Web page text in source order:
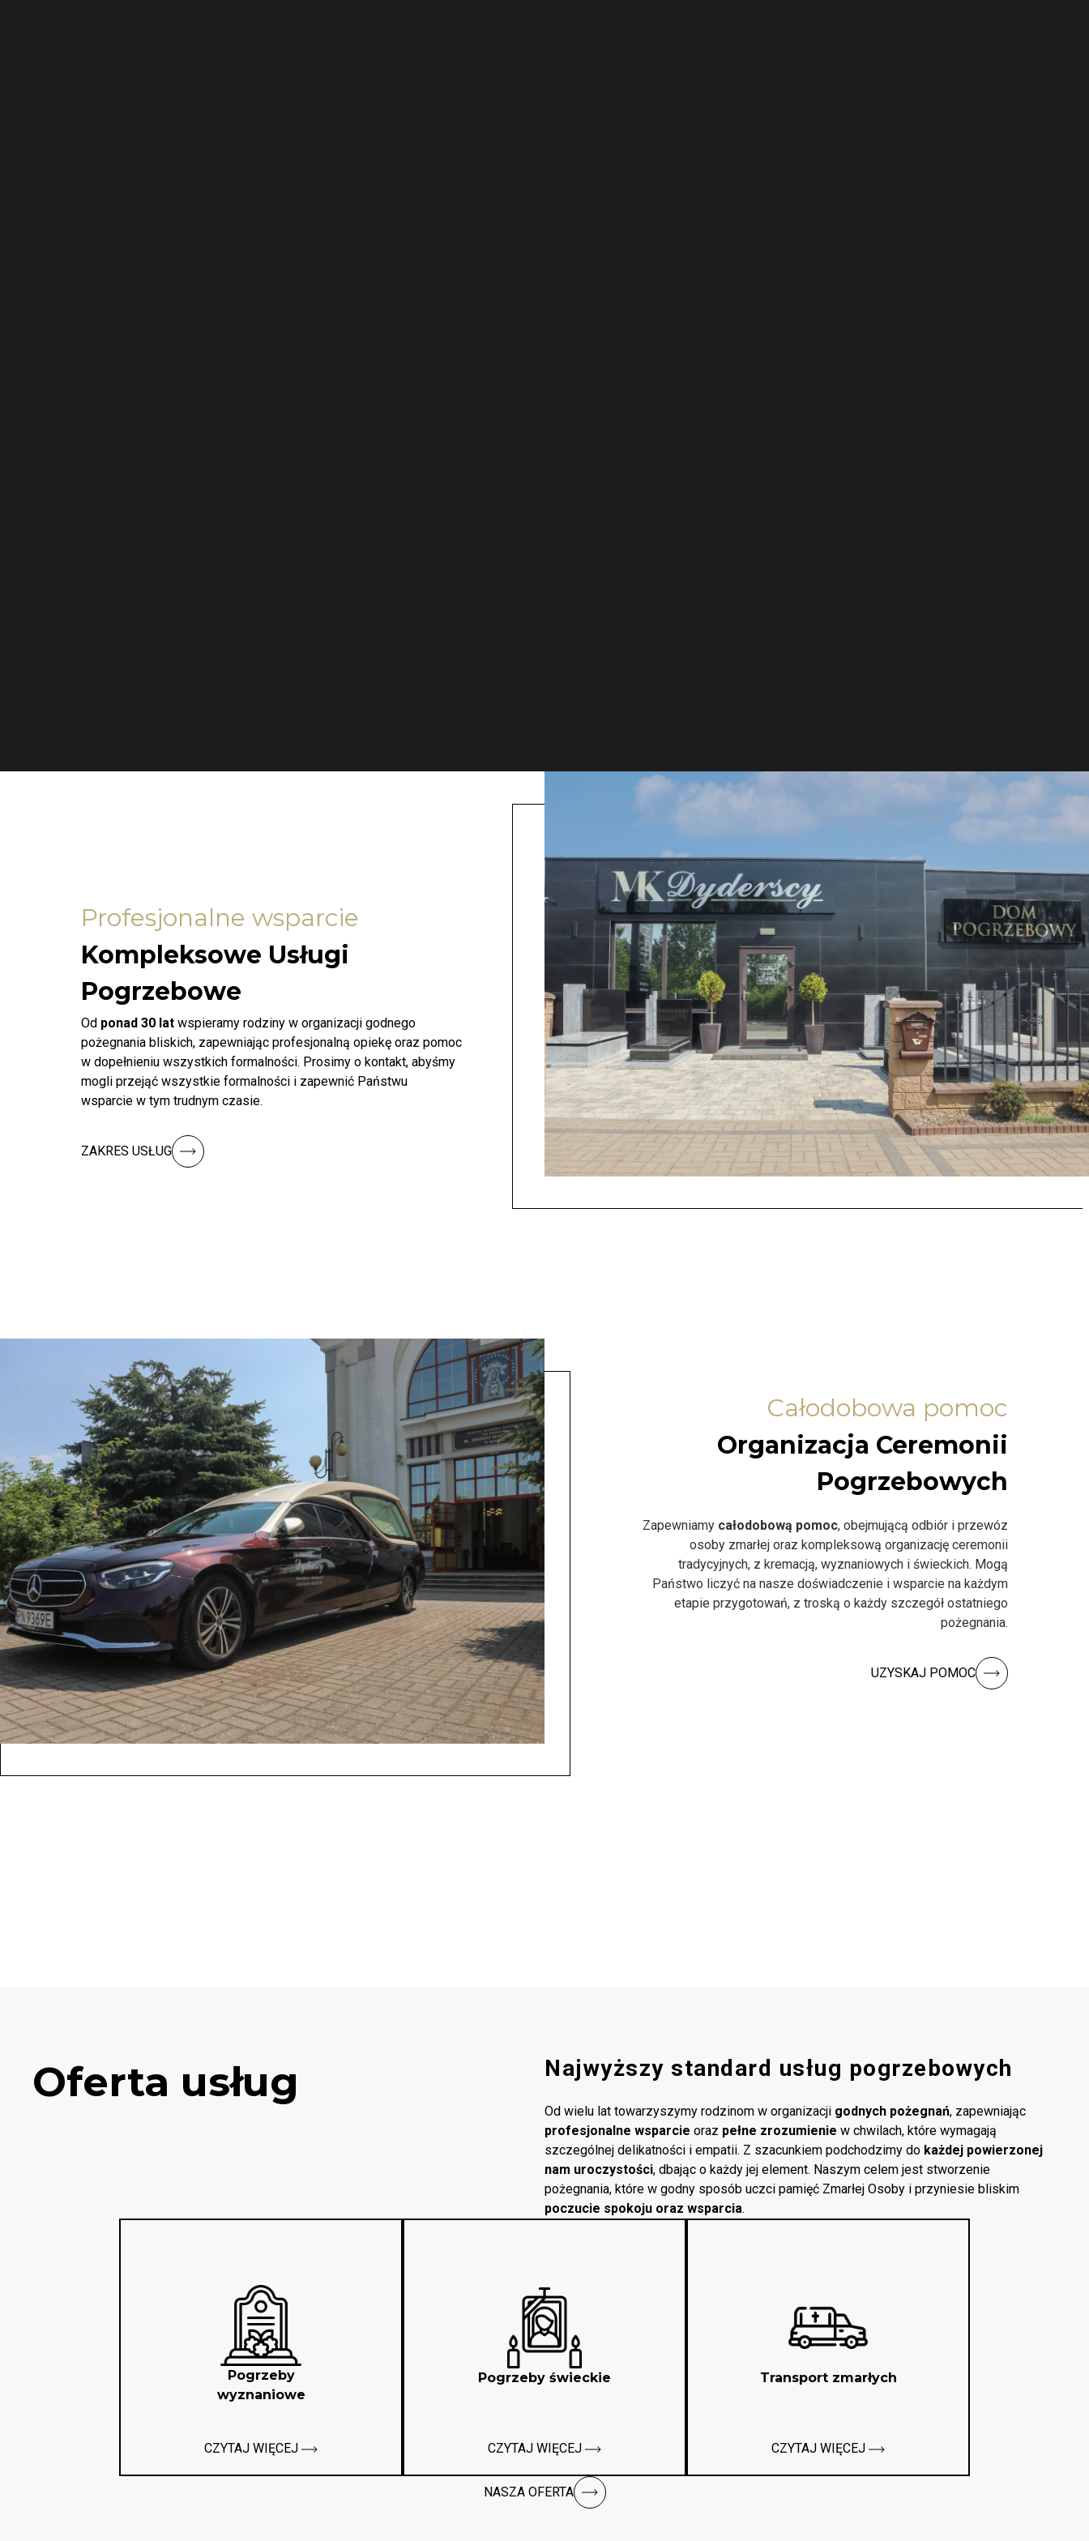
Profesjonalne wsparcie
Kompleksowe Usługi
Pogrzebowe
Od ponad 30 lat wspieramy rodziny w organizacji godnego
pożegnania bliskich, zapewniając profesjonalną opiekę oraz pomoc
w dopełnieniu wszystkich formalności. Prosimy o kontakt, abyśmy
mogli przejąć wszystkie formalności i zapewnić Państwu
wsparcie w tym trudnym czasie.
ZAKRES USŁUG
Całodobowa pomoc
Organizacja Ceremonii
Pogrzebowych
Zapewniamy całodobową pomoc, obejmującą odbiór i przewóz
osoby zmarłej oraz kompleksową organizację ceremonii
tradycyjnych, z kremacją, wyznaniowych i świeckich. Mogą
Państwo liczyć na nasze doświadczenie i wsparcie na każdym
etapie przygotowań, z troską o każdy szczegół ostatniego
pożegnania.
UZYSKAJ POMOC
Oferta usług Najwyższy standard usług pogrzebowych
Od wielu lat towarzyszymy rodzinom w organizacji godnych pożegnań, zapewniając
profesjonalne wsparcie oraz pełne zrozumienie w chwilach, które wymagają
szczególnej delikatności i empatii. Z szacunkiem podchodzimy do każdej powierzonej
nam uroczystości, dbając o każdy jej element. Naszym celem jest stworzenie
pożegnania, które w godny sposób uczci pamięć Zmarłej Osoby i przyniesie bliskim
poczucie spokoju oraz wsparcia.
Pogrzeby
wyznaniowe
CZYTAJ WIĘCEJ
Pogrzeby świeckie
CZYTAJ WIĘCEJ
Transport zmarłych
CZYTAJ WIĘCEJ
NASZA OFERTA